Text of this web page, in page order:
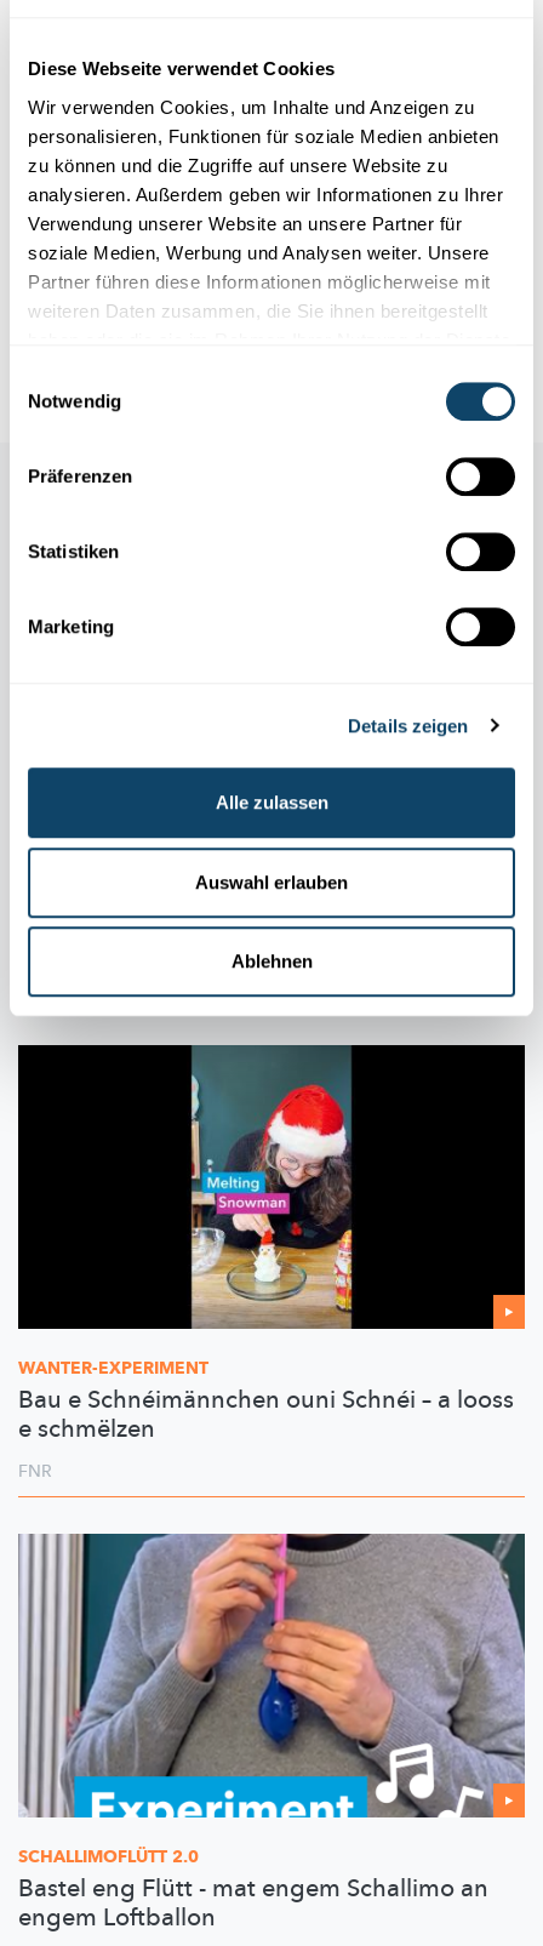
Diese Webseite verwendet Cookies
Wir verwenden Cookies, um Inhalte und Anzeigen zu
personalisieren, Funktionen für soziale Medien anbieten
zu können und die Zugriffe auf unsere Website zu
analysieren. Außerdem geben wir Informationen zu Ihrer
Verwendung unserer Website an unsere Partner für
soziale Medien, Werbung und Analysen weiter. Unsere
Partner führen diese Informationen möglicherweise mit
weiteren Daten zusammen, die Sie ihnen bereitgestellt
Notwendig
Präferenzen
Statistiken
Marketing
Details zeigen
Alle zulassen
Auswahl erlauben
Ablehnen
Experimentieren
SCHALLIMOFLÜTT 2.0
Bastel eng Flütt - mat engem Schallimo an
ENERGIE DER SONNE
Welcher Luftballon platzt schneller in der
Sonne?
WANTER-EXPERIMENT
Bau e Schnéimännchen ouni Schnéi – a looss
e schmëlzen
FNR
SCHALLIMOFLÜTT 2.0
Bastel eng Flütt - mat engem Schallimo an
engem Loftballon